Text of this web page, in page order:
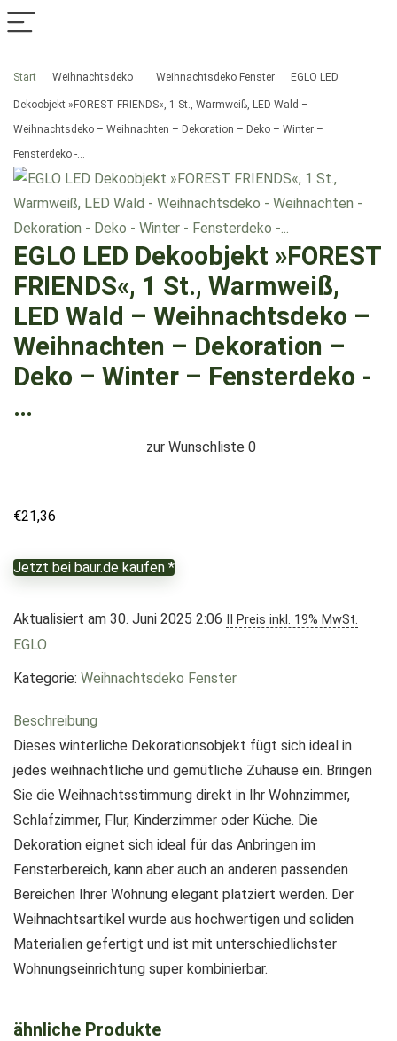
Start Weihnachtsdeko Weihnachtsdeko Fenster EGLO LED
Dekoobjekt »FOREST FRIENDS«, 1 St., Warmweiß, LED Wald –
Weihnachtsdeko – Weihnachten – Dekoration – Deko – Winter –
Fensterdeko -…
EGLO LED Dekoobjekt »FOREST
FRIENDS«, 1 St., Warmweiß,
LED Wald – Weihnachtsdeko –
Weihnachten – Dekoration –
Deko – Winter – Fensterdeko -
…
zur Wunschliste 0
€21,36
Jetzt bei baur.de kaufen *
Aktualisiert am 30. Juni 2025 2:06 II Preis inkl. 19% MwSt.
EGLO
Kategorie: Weihnachtsdeko Fenster
Beschreibung
Dieses winterliche Dekorationsobjekt fügt sich ideal in
jedes weihnachtliche und gemütliche Zuhause ein. Bringen
Sie die Weihnachtsstimmung direkt in Ihr Wohnzimmer,
Schlafzimmer, Flur, Kinderzimmer oder Küche. Die
Dekoration eignet sich ideal für das Anbringen im
Fensterbereich, kann aber auch an anderen passenden
Bereichen Ihrer Wohnung elegant platziert werden. Der
Weihnachtsartikel wurde aus hochwertigen und soliden
Materialien gefertigt und ist mit unterschiedlichster
Wohnungseinrichtung super kombinierbar.
ähnliche Produkte